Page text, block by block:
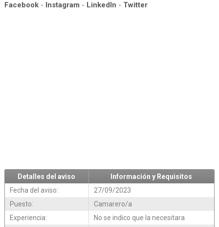
Facebook- Instagram - LinkedIn - Twitter
Detalles del aviso
Información y Requisitos
Fecha del aviso:
27/09/2023
Puesto:
Camarero/a
Experiencia:
No se indico que la necesitara